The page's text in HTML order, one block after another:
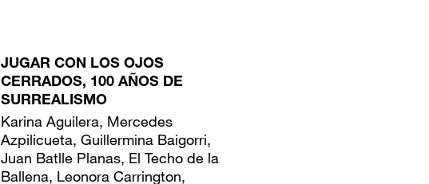
JUGAR CON LOS OJOS
CERRADOS, 100 AÑOS DE
SURREALISMO
Karina Aguilera, Mercedes
Azpilicueta, Guillermina Baigorri,
Juan Batlle Planas, El Techo de la
Ballena, Leonora Carrington,